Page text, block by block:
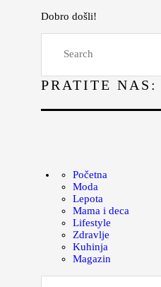
Dobro došli!
PRATITE NAS:
Početna
Moda
Lepota
Mama i deca
Lifestyle
Zdravlje
Kuhinja
Magazin
Lepota
Zdravlje
Kuhinja
Magazin